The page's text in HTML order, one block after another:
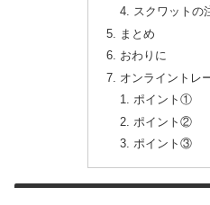
スクワットの
まとめ
おわりに
オンライントレ
ポイント①
ポイント②
ポイント③